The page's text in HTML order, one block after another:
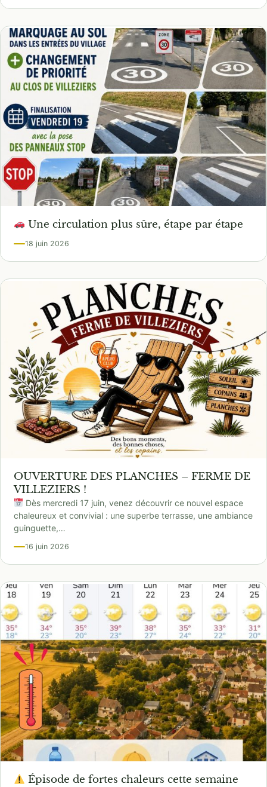
Une circulation plus sûre, étape par étape
18 juin 2026
OUVERTURE DES PLANCHES – FERME DE
VILLEZIERS !
Dès mercredi 17 juin, venez découvrir ce nouvel espace
chaleureux et convivial : une superbe terrasse, une ambiance
guinguette,…
16 juin 2026
Épisode de fortes chaleurs cette semaine